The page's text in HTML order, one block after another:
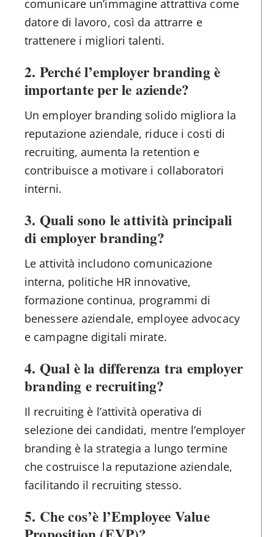
comunicare un’immagine attrattiva come
datore di lavoro, così da attrarre e
trattenere i migliori talenti.
2. Perché l’employer branding è
importante per le aziende?
Un employer branding solido migliora la
reputazione aziendale, riduce i costi di
recruiting, aumenta la retention e
contribuisce a motivare i collaboratori
interni.
3. Quali sono le attività principali
di employer branding?
Le attività includono comunicazione
interna, politiche HR innovative,
formazione continua, programmi di
benessere aziendale, employee advocacy
e campagne digitali mirate.
4. Qual è la differenza tra employer
branding e recruiting?
Il recruiting è l’attività operativa di
selezione dei candidati, mentre l’employer
branding è la strategia a lungo termine
che costruisce la reputazione aziendale,
facilitando il recruiting stesso.
5. Che cos’è l’Employee Value